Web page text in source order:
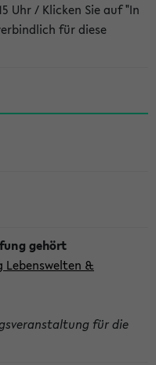
Uhr / Klicken Sie auf "In
für diese
Lebenswelten &
für die